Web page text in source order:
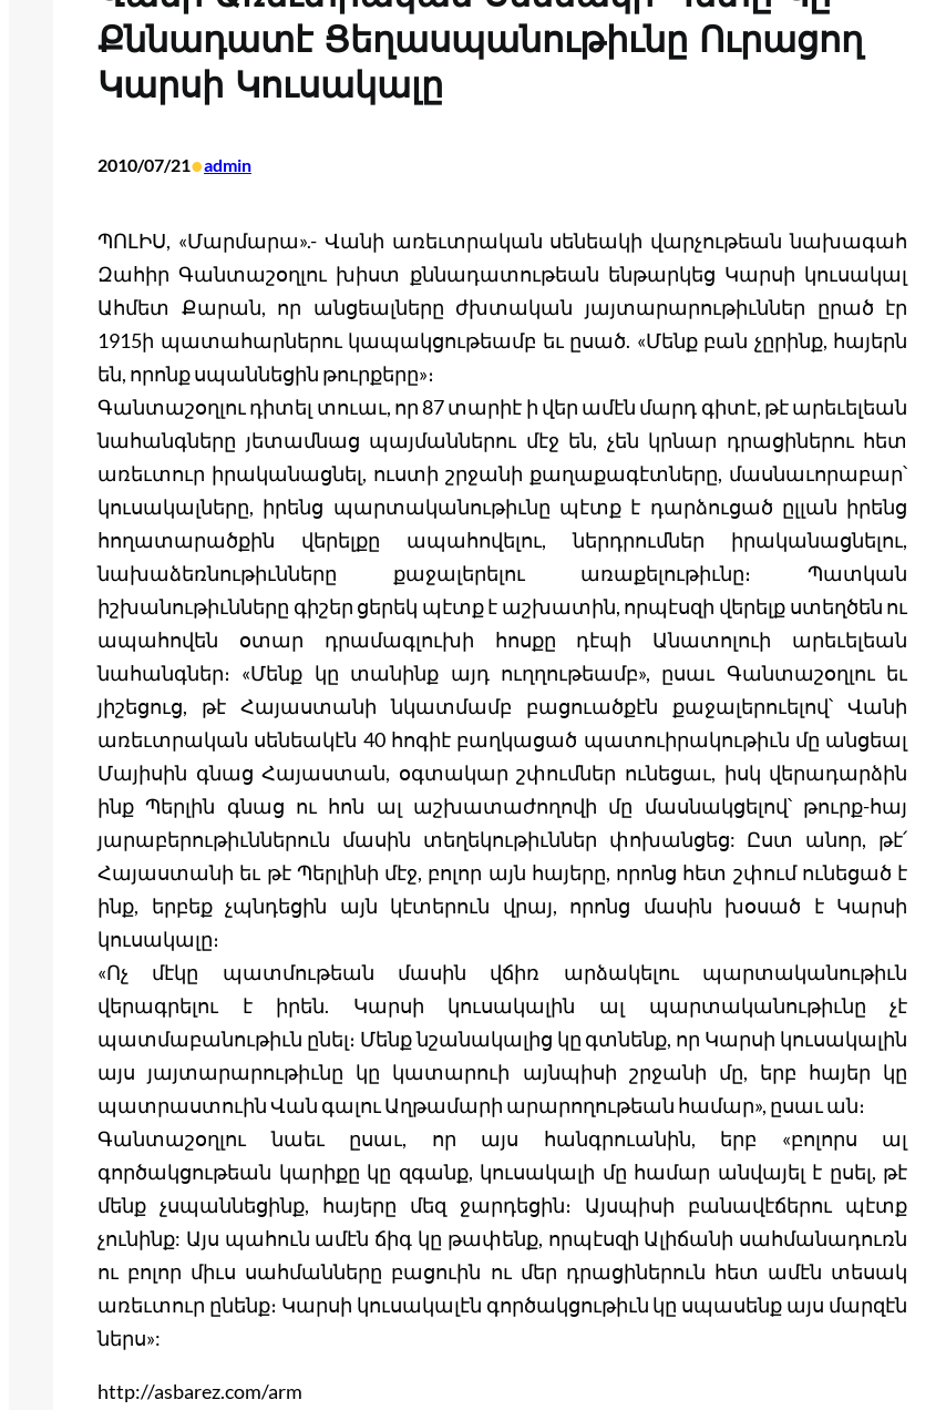
Քննադատէ Ցեղասպանութիւնը Ուրացող
Կարսի Կուսակալը
2010/07/21•admin
ՊՈԼԻՍ, «Մարմարա».- Վանի առեւտրական սենեակի վարչութեան նախագահ
Զահիր Գանտաշօղլու խիստ քննադատութեան ենթարկեց Կարսի կուսակալ
Ահմետ Քարան, որ անցեալները ժխտական յայտարարութիւններ ըրած էր
1915ի պատահարներու կապակցութեամբ եւ ըսած. «Մենք բան չըրինք, հայերն
են, որոնք սպաննեցին թուրքերը»։
Գանտաշօղլու դիտել տուաւ, որ 87 տարիէ ի վեր ամէն մարդ գիտէ, թէ արեւելեան
նահանգները յետամնաց պայմաններու մէջ են, չեն կրնար դրացիներու հետ
առեւտուր իրականացնել, ուստի շրջանի քաղաքագէտները, մասնաւորաբար՝
կուսակալները, իրենց պարտականութիւնը պէտք է դարձուցած ըլլան իրենց
հողատարածքին վերելքը ապահովելու, ներդրումներ իրականացնելու,
նախաձեռնութիւնները քաջալերելու առաքելութիւնը։ Պատկան
իշխանութիւնները գիշեր ցերեկ պէտք է աշխատին, որպէսզի վերելք ստեղծեն ու
ապահովեն օտար դրամագլուխի հոսքը դէպի Անատոլուի արեւելեան
նահանգներ։ «Մենք կը տանինք այդ ուղղութեամբ», ըսաւ Գանտաշօղլու եւ
յիշեցուց, թէ Հայաստանի նկատմամբ բացուածքէն քաջալերուելով՝ Վանի
առեւտրական սենեակէն 40 հոգիէ բաղկացած պատուիրակութիւն մը անցեալ
Մայիսին գնաց Հայաստան, օգտակար շփումներ ունեցաւ, իսկ վերադարձին
ինք Պերլին գնաց ու հոն ալ աշխատաժողովի մը մասնակցելով՝ թուրք-հայ
յարաբերութիւններուն մասին տեղեկութիւններ փոխանցեց: Ըստ անոր, թէ՛
Հայաստանի եւ թէ Պերլինի մէջ, բոլոր այն հայերը, որոնց հետ շփում ունեցած է
ինք, երբեք չպնդեցին այն կէտերուն վրայ, որոնց մասին խօսած է Կարսի
կուսակալը։
«Ոչ մէկը պատմութեան մասին վճիռ արձակելու պարտականութիւն
վերագրելու է իրեն. Կարսի կուսակալին ալ պարտականութիւնը չէ
պատմաբանութիւն ընել։ Մենք նշանակալից կը գտնենք, որ Կարսի կուսակալին
այս յայտարարութիւնը կը կատարուի այնպիսի շրջանի մը, երբ հայեր կը
պատրաստուին Վան գալու Աղթամարի արարողութեան համար», ըսաւ ան։
Գանտաշօղլու նաեւ ըսաւ, որ այս հանգրուանին, երբ «բոլորս ալ
գործակցութեան կարիքը կը զգանք, կուսակալի մը համար անվայել է ըսել, թէ
մենք չսպաննեցինք, հայերը մեզ ջարդեցին։ Այսպիսի բանավէճերու պէտք
չունինք: Այս պահուն ամէն ճիգ կը թափենք, որպէսզի Ալիճանի սահմանադուռն
ու բոլոր միւս սահմանները բացուին ու մեր դրացիներուն հետ ամէն տեսակ
առեւտուր ընենք։ Կարսի կուսակալէն գործակցութիւն կը սպասենք այս մարզէն
ներս»:
http://asbarez.com/arm